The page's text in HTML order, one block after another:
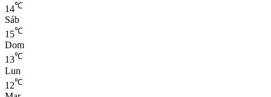
14℃
Sáb
15℃
Dom
13℃
Lun
12℃